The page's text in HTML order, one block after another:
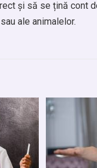
și să se țină cont
ale animalelor.